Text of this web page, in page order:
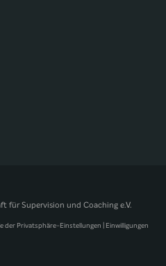
für Supervision und Coaching e.V.
der Privatsphäre-Einstellungen | Einwilligungen